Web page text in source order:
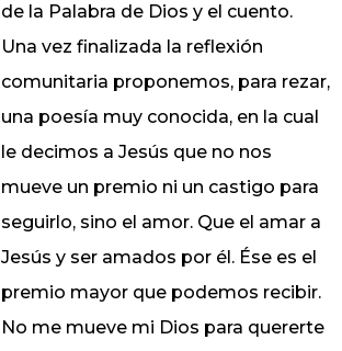
de la Palabra de Dios y el cuento.
Una vez finalizada la reflexión
comunitaria proponemos, para rezar,
una poesía muy conocida, en la cual
le decimos a Jesús que no nos
mueve un premio ni un castigo para
seguirlo, sino el amor. Que el amar a
Jesús y ser amados por él. Ése es el
premio mayor que podemos recibir.
No me mueve mi Dios para quererte